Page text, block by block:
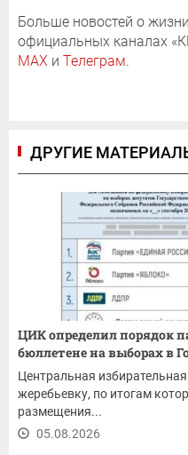
Больше новостей о
официальных каналах
MAX и Телеграм.
ДРУГИЕ
ЦИК определил порядок
бюллетене на выборах в
Центральная
жеребьевку, по итогам
размещения...
05.08.2026